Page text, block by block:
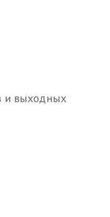
и выходных